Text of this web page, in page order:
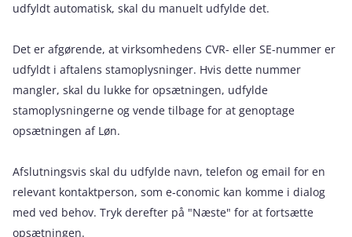
udfyldt automatisk, skal du manuelt udfylde det.
Det er afgørende, at virksomhedens CVR- eller SE-nummer er
udfyldt i aftalens stamoplysninger. Hvis dette nummer
mangler, skal du lukke for opsætningen, udfylde
stamoplysningerne og vende tilbage for at genoptage
opsætningen af Løn.
Afslutningsvis skal du udfylde navn, telefon og email for en
relevant kontaktperson, som e‑conomic kan komme i dialog
med ved behov. Tryk derefter på "Næste" for at fortsætte
opsætningen.